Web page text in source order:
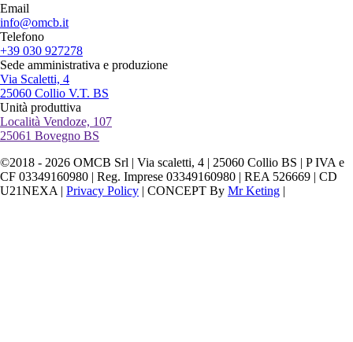
Email
info@omcb.it
Telefono
+39 030 927278
Sede amministrativa e produzione
Via Scaletti, 4
25060 Collio V.T. BS
Unità produttiva
Località Vendoze, 107
25061 Bovegno BS
©2018 - 2026 OMCB Srl | Via scaletti, 4 | 25060 Collio BS | P IVA e
CF 03349160980 | Reg. Imprese 03349160980 | REA 526669 | CD
U21NEXA | Privacy Policy | CONCEPT By Mr Keting |